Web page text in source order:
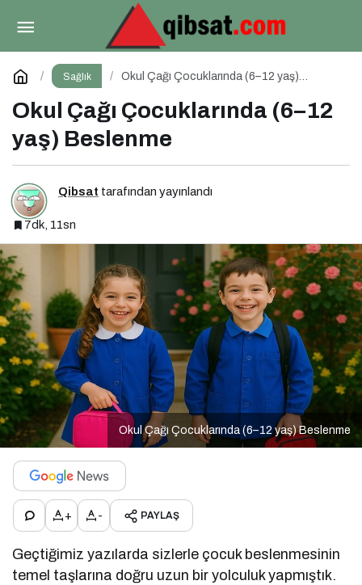
Sağlık
Okul Çağı Çocuklarında (6–12 yaş)
Okul Çağı Çocuklarında (6–12
yaş) Beslenme
Qibsat tarafından yayınlandı
7dk, 11sn
Okul Çağı Çocuklarında (6–12 yaş) Beslenme
+ - PAYLAŞ
Geçtiğimiz yazılarda sizlerle çocuk beslenmesinin
temel taşlarına doğru uzun bir yolculuk yapmıştık.
2-5 Yaş Arası Beslenmenin Temelleri: Okul
Öncesi Dönemde Sağlıklı Adımlar
Yorum Yap